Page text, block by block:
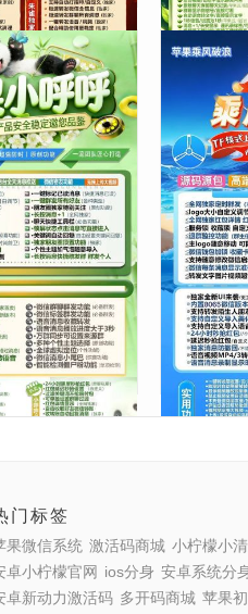
开小呼呼授权码
本】支持修改步
小时视频正版授权
303 人次浏览
【苹果首
码TF模式
定时群发
59.00
苹果系列
门标签
果微信系统 激活码商城 小柠檬小
卓小柠檬官网 ios分身 安卓系统分
卓新动力激活码 多开码商城 苹果